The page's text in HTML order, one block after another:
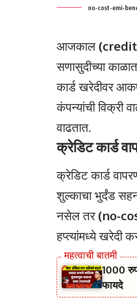
no-cost-emi-
आजकाल
सणासुदीच्या
कार्ड खरेदीवर
कंपन्यांची विक्री
वाढतात.
क्रेडिट कार्ड
क्रेडिट कार्ड
शुल्काचा भुर्दंड
नसेल तर(no-
हप्त्यांमध्ये खरेदी
1000
फायदे